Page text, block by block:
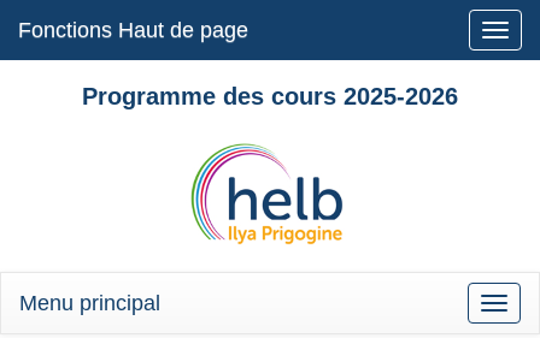
Toggle
Fonctions Haut de page
Programme des cours 2025-2026
Toggle
Menu principal